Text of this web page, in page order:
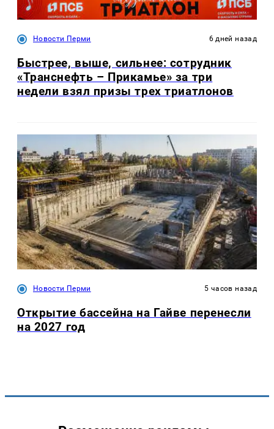
Новости Перми 6 дней назад
Быстрее, выше, сильнее: сотрудник
«Транснефть – Прикамье» за три
недели взял призы трех триатлонов
Новости Перми 5 часов назад
Открытие бассейна на Гайве перенесли
на 2027 год